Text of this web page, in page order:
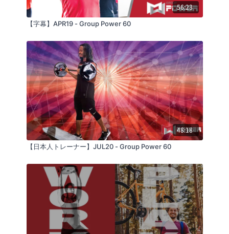
56:23
【字幕】APR19 - Group Power 60
48:18
【日本人トレーナー】JUL20 - Group Power 60